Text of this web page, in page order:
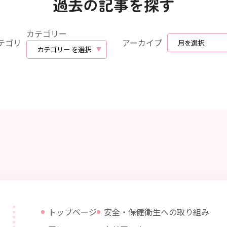
ゴリ
カテゴリー
アーカイブ
トップページ
安全・保健衛生への取り組み